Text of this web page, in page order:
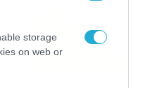
storage
on web or
(vid)